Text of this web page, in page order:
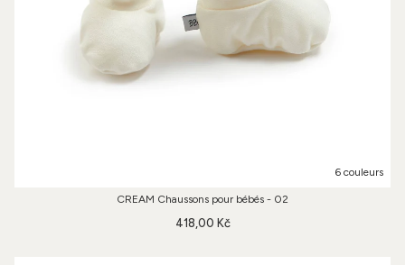
6 couleurs
CREAM Chaussons pour bébés - 02
418,00 Kč